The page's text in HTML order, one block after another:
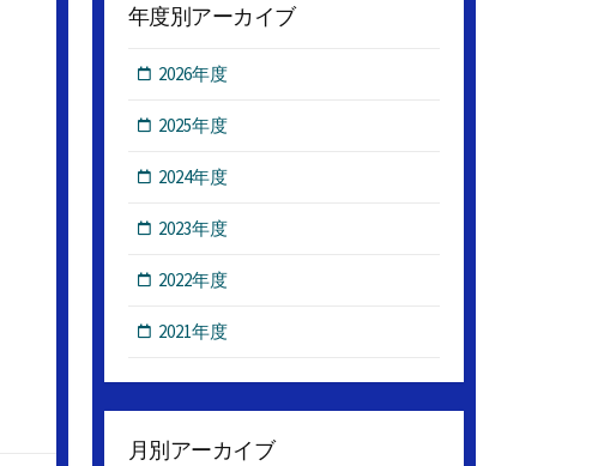
年度別アーカイブ
2026年度
2025年度
2024年度
2023年度
2022年度
2021年度
月別アーカイブ